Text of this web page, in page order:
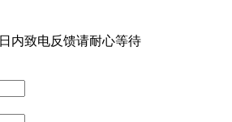
内致电反馈请耐心等待